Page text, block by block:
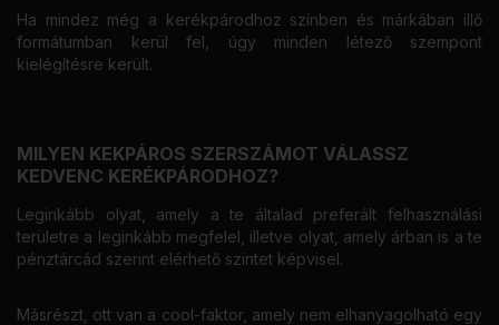
Ha mindez még a kerékpárodhoz színben és márkában illő
formátumban kerül fel, úgy minden létező szempont
kielégítésre került.
MILYEN KEKPÁROS SZERSZÁMOT VÁLASSZ
KEDVENC KERÉKPÁRODHOZ?
Leginkább olyat, amely a te általad preferált felhasználási
területre a leginkább megfelel, illetve olyat, amely árban is a te
pénztárcád szerint elérhető szintet képvisel.
Másrészt, ott van a cool-faktor, amely nem elhanyagolható egy